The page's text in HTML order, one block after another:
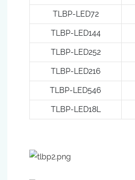
TLBP-LED72
TLBP-LED144
TLBP-LED252
TLBP-LED216
TLBP-LED546
TLBP-LED18L